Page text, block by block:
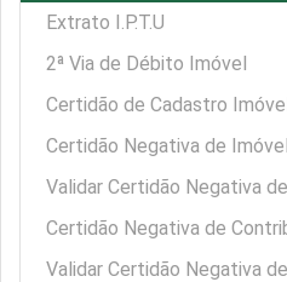
Extrato I.P.T.U
2ª Via de Débito Imóvel
Certidão de Cadastro
Certidão Negativa de Imóvel
Validar Certidão Negativa
Certidão Negativa de
Validar Certidão Negativa